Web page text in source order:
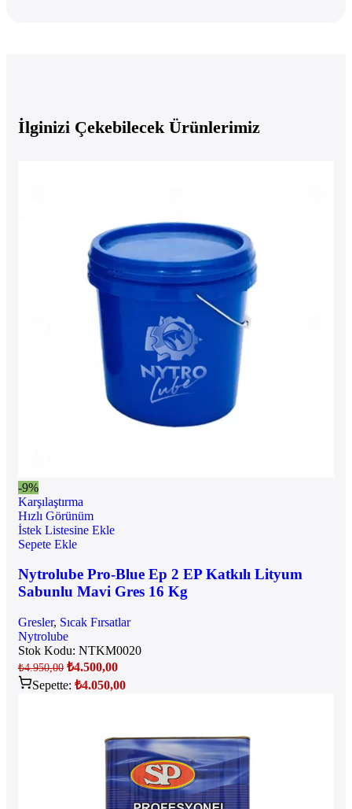
İlginizi Çekebilecek Ürünlerimiz
-9%
Karşılaştırma
Hızlı Görünüm
İstek Listesine Ekle
Sepete Ekle
Nytrolube Pro-Blue Ep 2 EP Katkılı Lityum
Sabunlu Mavi Gres 16 Kg
Gresler, Sıcak Fırsatlar
Nytrolube
Stok Kodu: NTKM0020
₺4.950,00 ₺4.500,00
Sepette: ₺4.050,00